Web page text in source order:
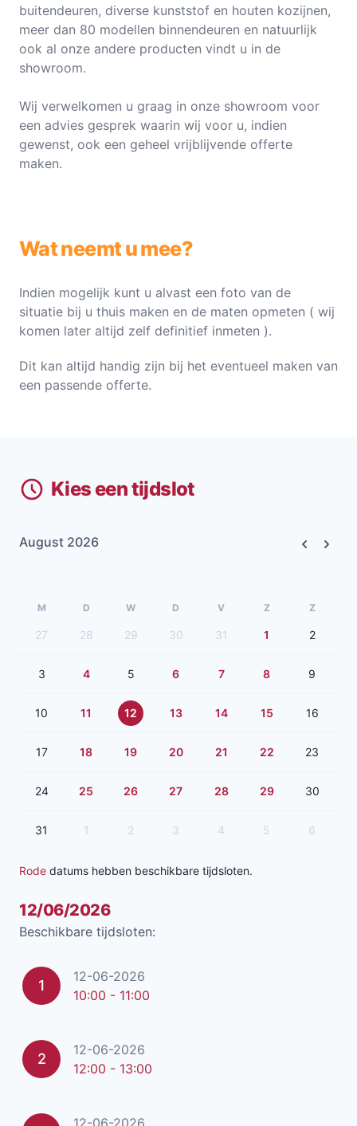
buitendeuren, diverse kunststof en houten kozijnen,
meer dan 80 modellen binnendeuren en natuurlijk
ook al onze andere producten vindt u in de
showroom.
Wij verwelkomen u graag in onze showroom voor
een advies gesprek waarin wij voor u, indien
gewenst, ook een geheel vrijblijvende offerte
maken.
Wat neemt u mee?
Indien mogelijk kunt u alvast een foto van de
situatie bij u thuis maken en de maten opmeten ( wij
komen later altijd zelf definitief inmeten ).
Dit kan altijd handig zijn bij het eventueel maken van
een passende offerte.
Kies een tijdslot
August 2026
M D W D V Z Z
27 28 29 30 31 1 2
3 4 5 6 7 8 9
10 11 12 13 14 15 16
17 18 19 20 21 22 23
24 25 26 27 28 29 30
31 1 2 3 4 5 6
Rode datums hebben beschikbare tijdsloten.
12/06/2026
Beschikbare tijdsloten:
1
12-06-2026
10:00 - 11:00
2
12-06-2026
12:00 - 13:00
12-06-2026